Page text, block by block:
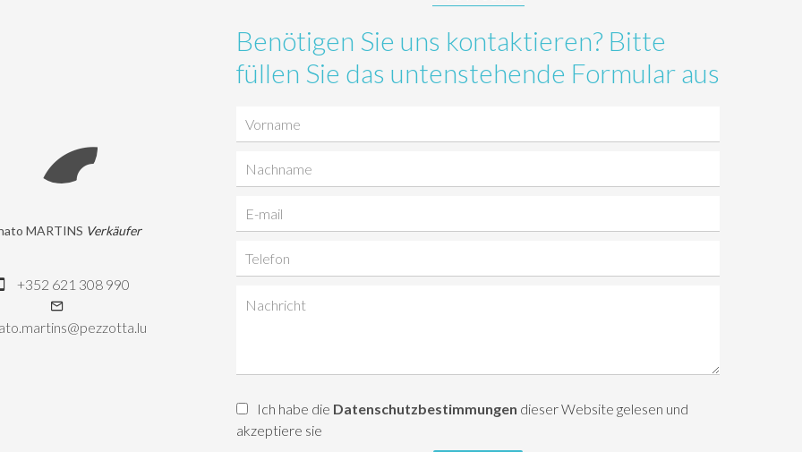
MARTINS Verkäufer
+352 621 308 990
Benötigen Sie uns kontaktieren? Bitte
füllen Sie das untenstehende Formular aus
Ich habe die Datenschutzbestimmungen dieser Website gelesen und
akzeptiere sie